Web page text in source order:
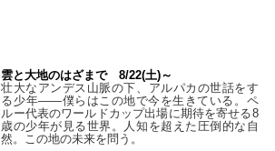
雲と大地のはざまで 8/22(土)～
壮大なアンデス山脈の下、アルパカの世話をす
る少年――僕らはこの地で今を生きている。ペ
ルー代表のワールドカップ出場に期待を寄せる8
歳の少年が見る世界。人知を超えた圧倒的な自
然。この地の未来を問う。